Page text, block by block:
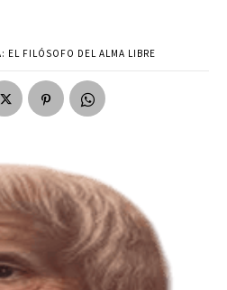
EL FILÓSOFO DEL ALMA LIBRE